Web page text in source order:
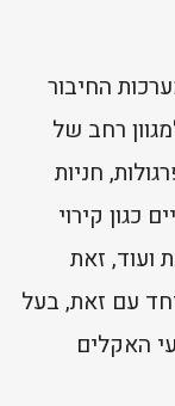
החיבור
רחב של
חניות
כגון קירוי
ועוד, זאת
עם זאת, בעל
האקלים